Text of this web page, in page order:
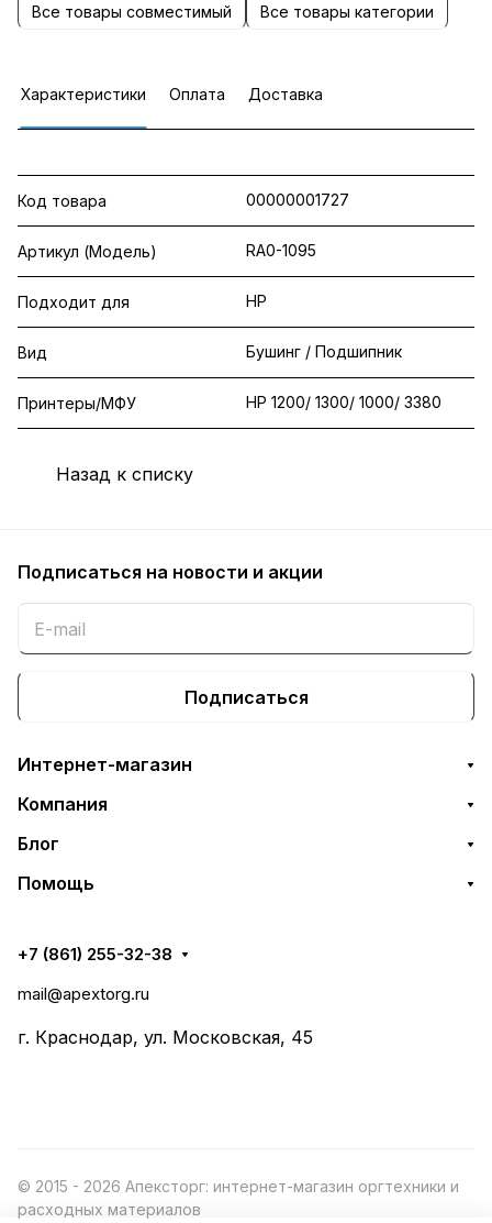
Все товары совместимый Все товары категории
Характеристики Оплата Доставка
Код товара 00000001727
Артикул (Модель) RA0-1095
Подходит для HP
Вид Бушинг / Подшипник
Принтеры/МФУ HP 1200/ 1300/ 1000/ 3380
Назад к списку
Подписаться на новости и акции
Подписаться
Интернет-магазин
Компания
Блог
Помощь
+7 (861) 255-32-38
mail@apextorg.ru
г. Краснодар, ул. Московская, 45
© 2015 - 2026 Апексторг: интернет-магазин оргтехники и
расходных материалов